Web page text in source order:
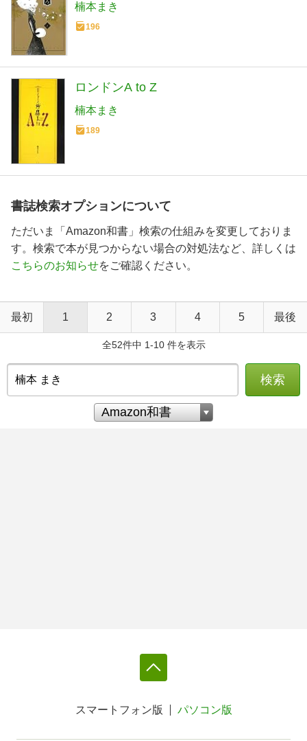
楠本まき
196
ロンドンA to Z
楠本まき
189
書誌検索オプションについて
ただいま「Amazon和書」検索の仕組みを変更しておりま
す。検索で本が見つからない場合の対処法など、詳しくは
こちらのお知らせをご確認ください。
最初 1 2 3 4 5 最後
全52件中 1-10 件を表示
検索
スマートフォン版 パソコン版